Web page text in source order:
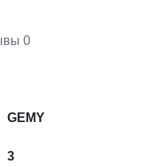
0
GEMY
3